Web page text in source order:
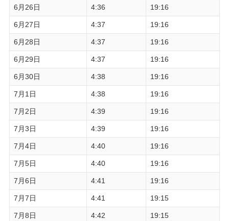
6月26日 4:36 19:16
6月27日 4:37 19:16
6月28日 4:37 19:16
6月29日 4:37 19:16
6月30日 4:38 19:16
7月1日 4:38 19:16
7月2日 4:39 19:16
7月3日 4:39 19:16
7月4日 4:40 19:16
7月5日 4:40 19:16
7月6日 4:41 19:16
7月7日 4:41 19:15
7月8日 4:42 19:15